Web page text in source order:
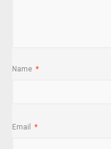
Name *
Email *